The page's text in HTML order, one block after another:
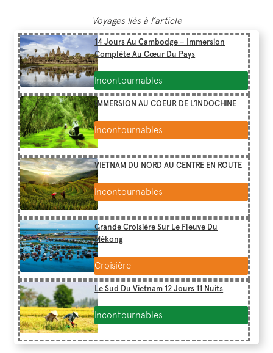
Voyages liés à l’article
14 Jours Au Cambodge – Immersion
Complète Au Cœur Du Pays
Incontournables
IMMERSION AU COEUR DE L’INDOCHINE
Incontournables
VIETNAM DU NORD AU CENTRE EN ROUTE
Incontournables
Grande Croisière Sur Le Fleuve Du
Mékong
Croisière
Le Sud Du Vietnam 12 Jours 11 Nuits
Incontournables